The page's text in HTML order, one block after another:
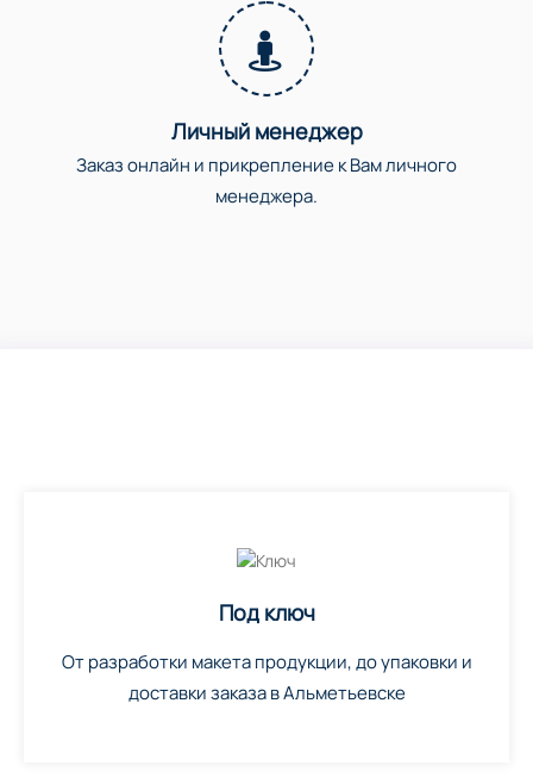
Личный менеджер
Заказ онлайн и прикрепление к Вам личного
менеджера.
Под ключ
От разработки макета продукции, до упаковки и
доставки заказа в Альметьевске